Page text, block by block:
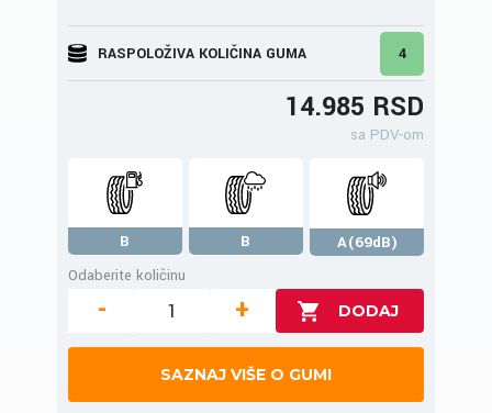
RASPOLOŽIVA KOLIČINA GUMA 4
14.985 RSD
sa PDV-om
B B
A(69dB)
Odaberite količinu
- +
SAZNAJ VIŠE O GUMI